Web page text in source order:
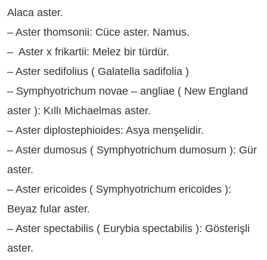
Alaca aster.
– Aster thomsonii: Cüce aster. Namus.
– Aster x frikartii: Melez bir türdür.
– Aster sedifolius ( Galatella sadifolia )
– Symphyotrichum novae – angliae ( New England
aster ): Kıllı Michaelmas aster.
– Aster diplostephioides: Asya menşelidir.
– Aster dumosus ( Symphyotrichum dumosum ): Gür
aster.
– Aster ericoides ( Symphyotrichum ericoides ):
Beyaz fular aster.
– Aster spectabilis ( Eurybia spectabilis ): Gösterişli
aster.